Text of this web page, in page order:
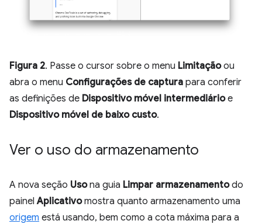
Figura 2. Passe o cursor sobre o menu Limitaçãoou
abra o menu Configurações de captura para conferir
as definições de Dispositivo móvel intermediárioe
Dispositivo móvel de baixo custo.
Ver o uso do armazenamento
A nova seção Usona guia Limpar armazenamentodo
painelAplicativomostra quanto armazenamento uma
origem está usando, bem como a cota máxima para a